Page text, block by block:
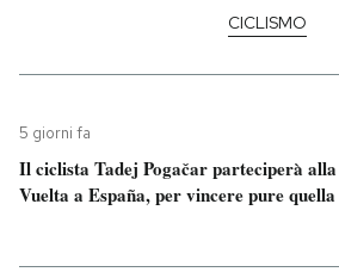
Mondo
Internet
Moda
Libri
Ok
CICLISMO
5 giorni fa
Il ciclista Tadej Pogačar parteciperà alla
Vuelta a España, per vincere pure quella